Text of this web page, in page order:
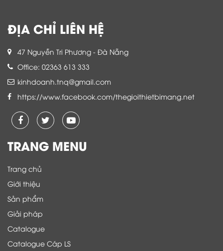
ĐỊA CHỈ LIÊN HỆ
47 Nguyễn Tri Phương - Đà Nẵng
Office: 02363 613 333
kinhdoanh.tnq@gmail.com
https://www.facebook.com/thegioithietbimang.net
TRANG MENU
Trang chủ
Giới thiệu
Sản phẩm
Giải pháp
Catalogue
Catalogue Cáp LS